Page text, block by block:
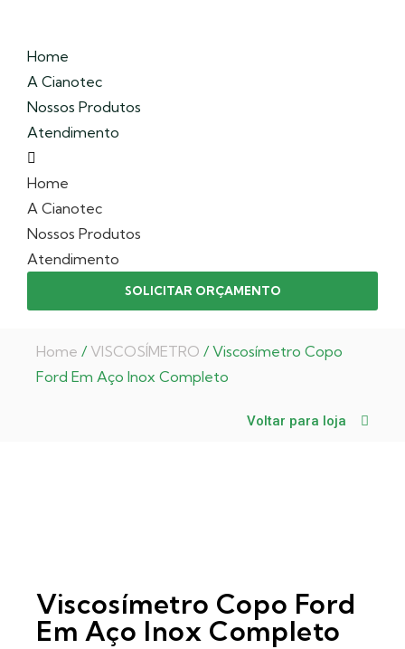
Home
A Cianotec
Nossos Produtos
Atendimento
Home
A Cianotec
Nossos Produtos
Atendimento
SOLICITAR ORÇAMENTO
Home / VISCOSÍMETRO / Viscosímetro Copo
Ford Em Aço Inox Completo
Voltar para loja
Viscosímetro Copo Ford
Em Aço Inox Completo